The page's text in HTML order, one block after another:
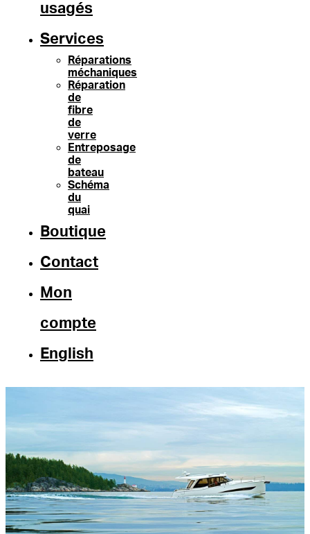
usagés
Services
Réparations
méchaniques
Réparation
de
fibre
de
verre
Entreposage
de
bateau
Schéma
du
quai
Boutique
Contact
Mon
compte
English